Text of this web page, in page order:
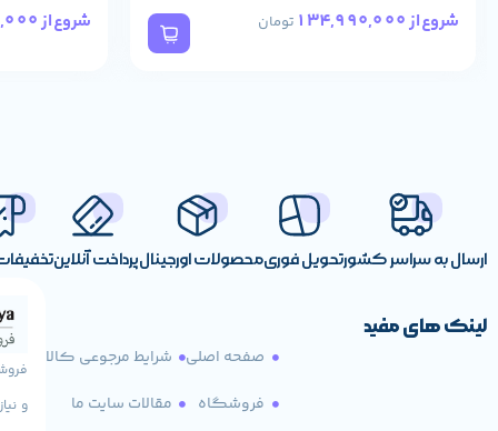
شروع از134,990,000 تومان شروع از78,490,000
ارسال به سراسر کشورتحویل فوریمحصولات اورجینالپرداخت آنلاین
لینک های مفید
شرایط مرجوعی کالا
مقالات سایت ما
صفحه اصلی
فروشگاه
و